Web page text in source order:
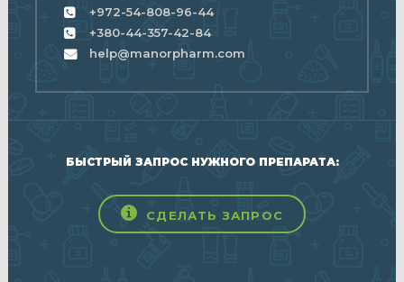
+972-54-808-96-44
+380-44-357-42-84
help@manorpharm.com
БЫСТРЫЙ ЗАПРОС НУЖНОГО ПРЕПАРАТА:
СДЕЛАТЬ ЗАПРОС